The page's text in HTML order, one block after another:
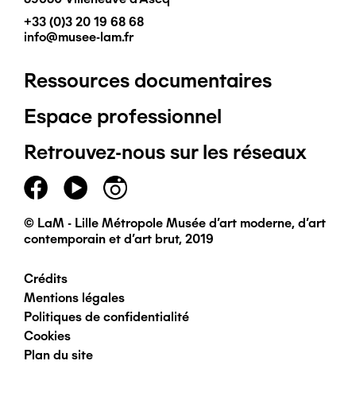
+33 (0)3 20 19 68 68
info@musee-lam.fr
Pied
de
page
principal
Ressources documentaires
Espace professionnel
Retrouvez-nous sur les réseaux
© LaM - Lille Métropole Musée d'art moderne, d'art
contemporain et d'art brut, 2019
Pied
de
page
Crédits
Mentions légales
Politiques de confidentialité
Cookies
Plan du site